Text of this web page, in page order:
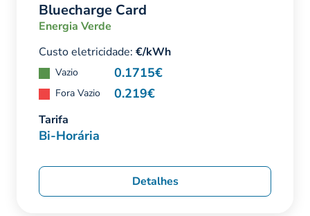
Bluecharge Card
Energia Verde
Custo eletricidade: €/kWh
Vazio 0.1715€
Fora Vazio 0.219€
Tarifa
Bi-Horária
Detalhes